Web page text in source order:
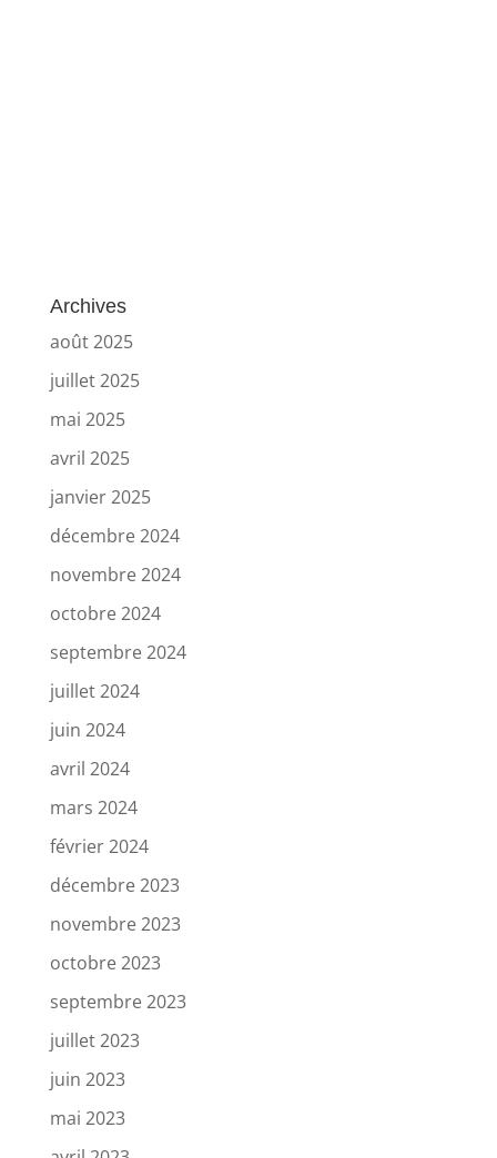
Archives
août 2025
juillet 2025
mai 2025
avril 2025
janvier 2025
décembre 2024
novembre 2024
octobre 2024
septembre 2024
juillet 2024
juin 2024
avril 2024
mars 2024
février 2024
décembre 2023
novembre 2023
octobre 2023
septembre 2023
juillet 2023
juin 2023
mai 2023